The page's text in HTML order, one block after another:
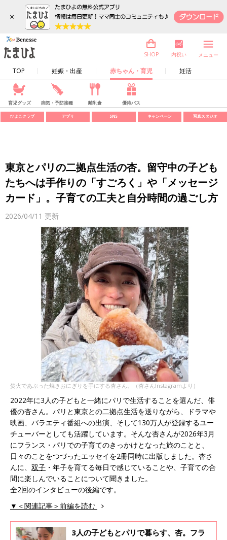
×
TOP 妊娠・出産 赤ちゃん・育児 妊活
SHOP 内祝い メニュー
育児グッズ 病気・予防接種 離乳食 優待パス
ひよこクラブ アプリ SNS キャンペーン 写真スタジオ
東京とパリの二拠点生活の杏。留守中の子ども
たちへは手作りの「すごろく」や「メッセージ
カード」。子育ての工夫と自分時間の過ごし方
2026/04/11 更新
焚火であぶった焼きおにぎりを手にする杏さん。（杏さんInstagramより）
2022年に3人の子どもと一緒にパリで生活することを選んだ、俳
優の杏さん。パリと東京との二拠点生活を送りながら、ドラマや
映画、バラエティ番組への出演、そして130万人が登録するユー
チューバーとしても活躍しています。そんな杏さんが2026年3月
にフランス・パリでの子育てのきっかけとなった旅のことと、
日々のことをつづったエッセイを2冊同時に出版しました。杏さ
んに、 双子 ・年子を育てる毎日で感じていることや、子育ての合
間に楽しんでいることについて聞きました。
全2回のインタビューの後編です。
▼＜関連記事＞前編を読む
3人の子どもとパリで暮らす、杏。フラ